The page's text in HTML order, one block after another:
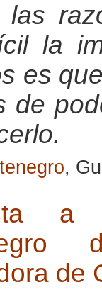
las
la
es
de
,
de